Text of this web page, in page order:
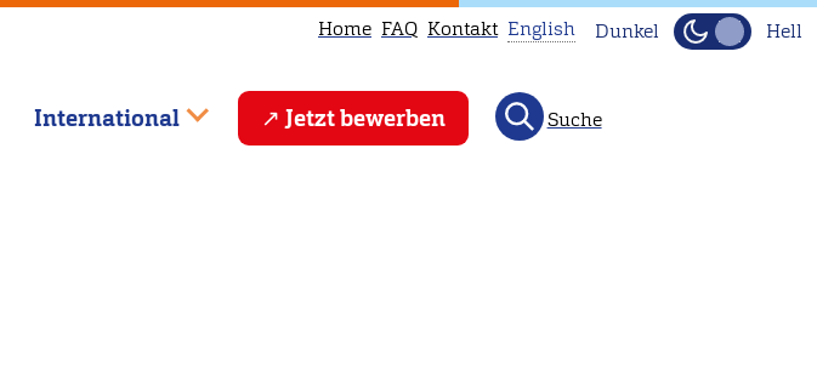
Home FAQ Kontakt
This
page
English Dunkel Hell
International Jetzt bewerben Suche